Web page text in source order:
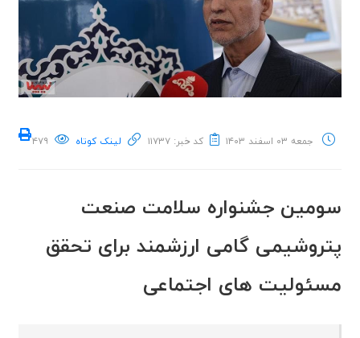
جمعه ۰۳ اسفند ۱۴۰۳ کد خبر: ۱۱۷۳۷ لینک کوتاه ۴۷۹
سومین جشنواره سلامت صنعت
پتروشیمی گامی ارزشمند برای تحقق
مسئولیت های اجتماعی